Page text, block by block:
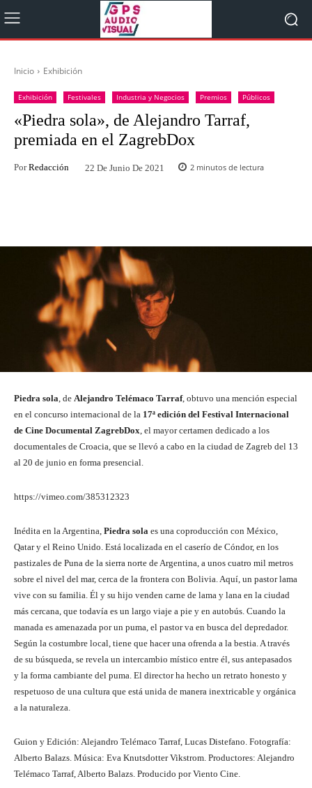
Inicio Exhibición
Exhibición Festivales Industria y Negocios Premios Públicos
«Piedra sola», de Alejandro Tarraf,
premiada en el ZagrebDox
Por Redacción 22 De Junio De 2021 2 minutos de lectura
Piedra sola, de Alejandro Telémaco Tarraf, obtuvo una mención especial
en el concurso internacional de la 17ª edición del Festival Internacional
de Cine Documental ZagrebDox, el mayor certamen dedicado a los
documentales de Croacia, que se llevó a cabo en la ciudad de Zagreb del 13
al 20 de junio en forma presencial.
https://vimeo.com/385312323
Inédita en la Argentina, Piedra sola es una coproducción con México,
Qatar y el Reino Unido. Está localizada en el caserío de Cóndor, en los
pastizales de Puna de la sierra norte de Argentina, a unos cuatro mil metros
sobre el nivel del mar, cerca de la frontera con Bolivia. Aquí, un pastor lama
vive con su familia. Él y su hijo venden carne de lama y lana en la ciudad
más cercana, que todavía es un largo viaje a pie y en autobús. Cuando la
manada es amenazada por un puma, el pastor va en busca del depredador.
Según la costumbre local, tiene que hacer una ofrenda a la bestia. A través
de su búsqueda, se revela un intercambio místico entre él, sus antepasados ​​
y la forma cambiante del puma. El director ha hecho un retrato honesto y
respetuoso de una cultura que está unida de manera inextricable y orgánica
a la naturaleza.
Guion y Edición: Alejandro Telémaco Tarraf, Lucas Distefano. Fotografía:
Alberto Balazs. Música: Eva Knutsdotter Vikstrom. Productores: Alejandro
Telémaco Tarraf, Alberto Balazs. Producido por Viento Cine.